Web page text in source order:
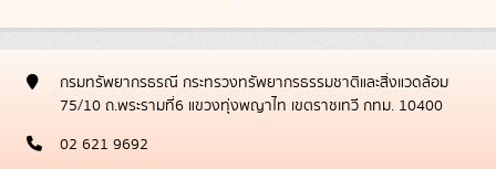
กรมทรัพยากรธรณี กระทรวงทรัพยากรธรรมชาติและสิ่งแวดล้อม
75/10 ถ.พระรามที่6 แขวงทุ่งพญาไท เขตราชเทวี กทม. 10400
02 621 9692